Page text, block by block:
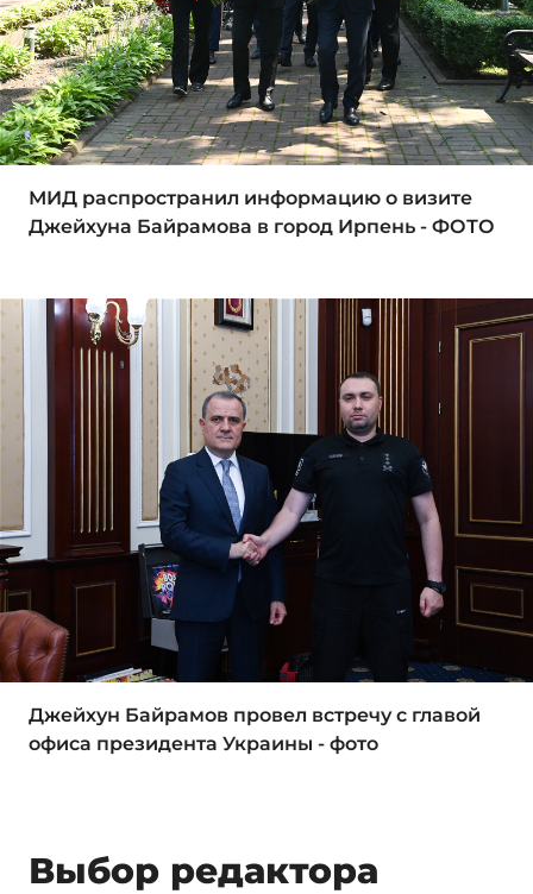
МИД распространил информацию о визите
Джейхуна Байрамова в город Ирпень - ФОТО
Джейхун Байрамов провел встречу с главой
офиса президента Украины - фото
Выбор редактора